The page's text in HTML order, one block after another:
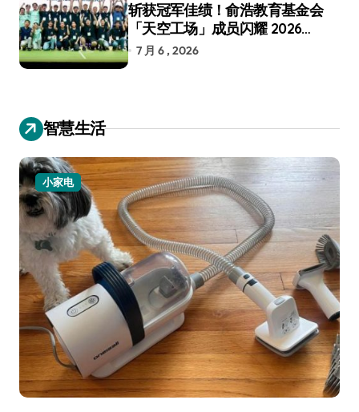
斩获冠军佳绩！俞浩教育基金会
「天空工场」成员闪耀 2026
RoboCup 机器人世界杯
7 月 6 , 2026
智慧生活
小家电